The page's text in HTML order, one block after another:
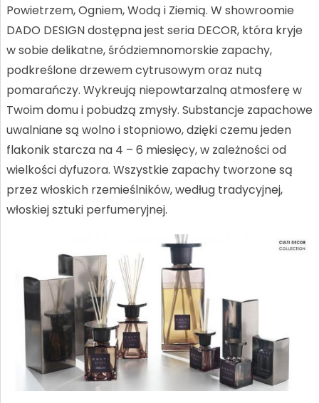
Powietrzem, Ogniem, Wodą i Ziemią. W showroomie
DADO DESIGN dostępna jest seria DECOR, która kryje
w sobie delikatne, śródziemnomorskie zapachy,
podkreślone drzewem cytrusowym oraz nutą
pomarańczy. Wykreują niepowtarzalną atmosferę w
Twoim domu i pobudzą zmysły. Substancje zapachowe
uwalniane są wolno i stopniowo, dzięki czemu jeden
flakonik starcza na 4 – 6 miesięcy, w zależności od
wielkości dyfuzora. Wszystkie zapachy tworzone są
przez włoskich rzemieślników, według tradycyjnej,
włoskiej sztuki perfumeryjnej.